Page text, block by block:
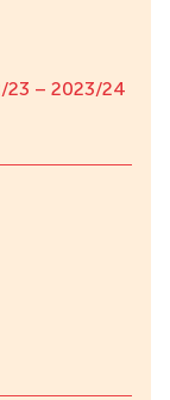
23 – 2023/24